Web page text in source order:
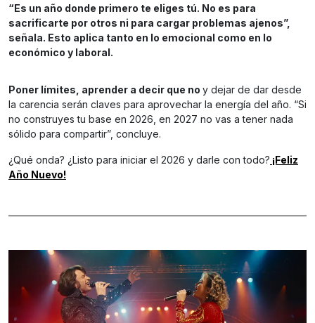
“Es un año donde primero te eliges tú. No es para
sacrificarte por otros ni para cargar problemas ajenos”,
señala. Esto aplica tanto en lo emocional como en lo
económico y laboral.
Poner límites, aprender a decir que no y dejar de dar desde
la carencia serán claves para aprovechar la energía del año. “Si
no construyes tu base en 2026, en 2027 no vas a tener nada
sólido para compartir”, concluye.
¿Qué onda? ¿Listo para iniciar el 2026 y darle con todo? ¡Feliz
Año Nuevo!